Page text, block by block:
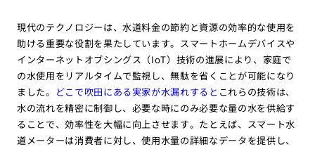
現代のテクノロジーは、水道料金の節約と資源の効率的な使用を
助ける重要な役割を果たしています。スマートホームデバイスや
インターネットオブシングス（IoT）技術の進展により、家庭で
の水使用をリアルタイムで監視し、無駄を省くことが可能になり
ました。 どこで吹田にある実家が水漏れすると これらの技術は、
水の流れを精密に制御し、必要な時にのみ必要な量の水を供給す
ることで、効率性を大幅に向上させます。たとえば、スマート水
道メーターは消費者に対し、使用水量の詳細なデータを提供し、